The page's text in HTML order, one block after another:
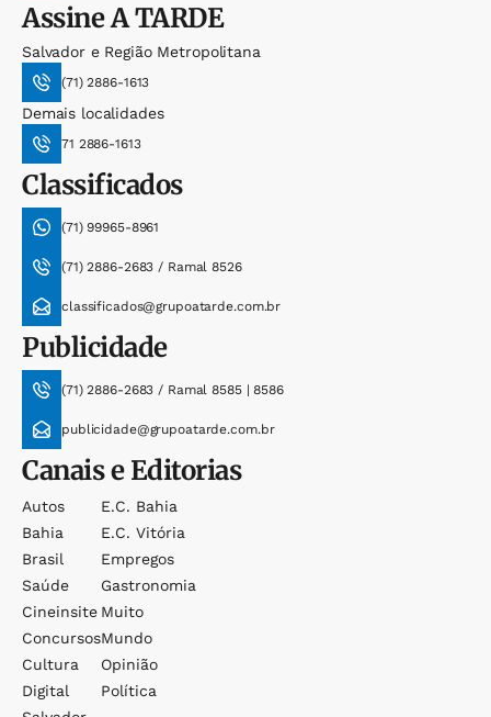
AssineA TARDE
Salvador e Região Metropolitana
(71) 2886-1613
Demais localidades
71 2886-1613
Classificados
(71) 99965-8961
(71) 2886-2683 / Ramal 8526
classificados@grupoatarde.com.br
Publicidade
(71) 2886-2683 / Ramal 8585 | 8586
publicidade@grupoatarde.com.br
Canais e Editorias
Autos
Bahia
Brasil
Saúde
Cineinsite
Concursos
Cultura
Digital
E.c. Bahia
E.c. Vitória
Empregos
Gastronomia
Muito
Mundo
Opinião
Política